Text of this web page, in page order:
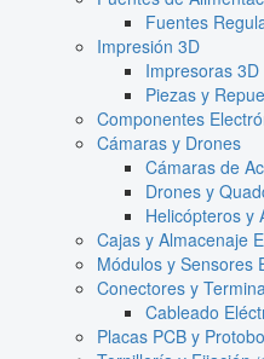
Fuentes
Impresión 3D
Impresoras 3D
Piezas y
Componentes
Cámaras y Drones
Cámaras de
Drones y
Helicópteros y
Cajas y Almacenaje
Módulos y Sensores
Conectores y
Cableado
Placas PCB y